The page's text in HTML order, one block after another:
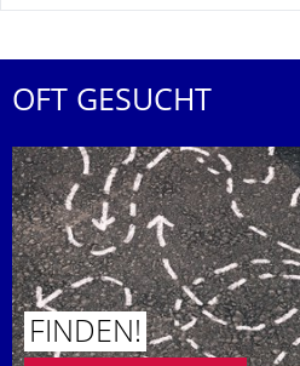
OFT GESUCHT
FINDEN!